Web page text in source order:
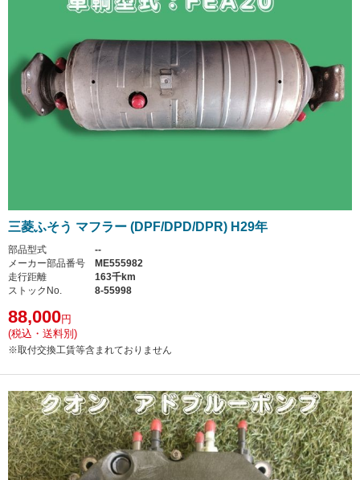
三菱ふそう マフラー (DPF/DPD/DPR) H29年
部品型式
--
メーカー部品番号
ME555982
走行距離
163千km
ストックNo.
8-55998
88,000円
(税込・送料別)
※取付交換工賃等含まれておりません